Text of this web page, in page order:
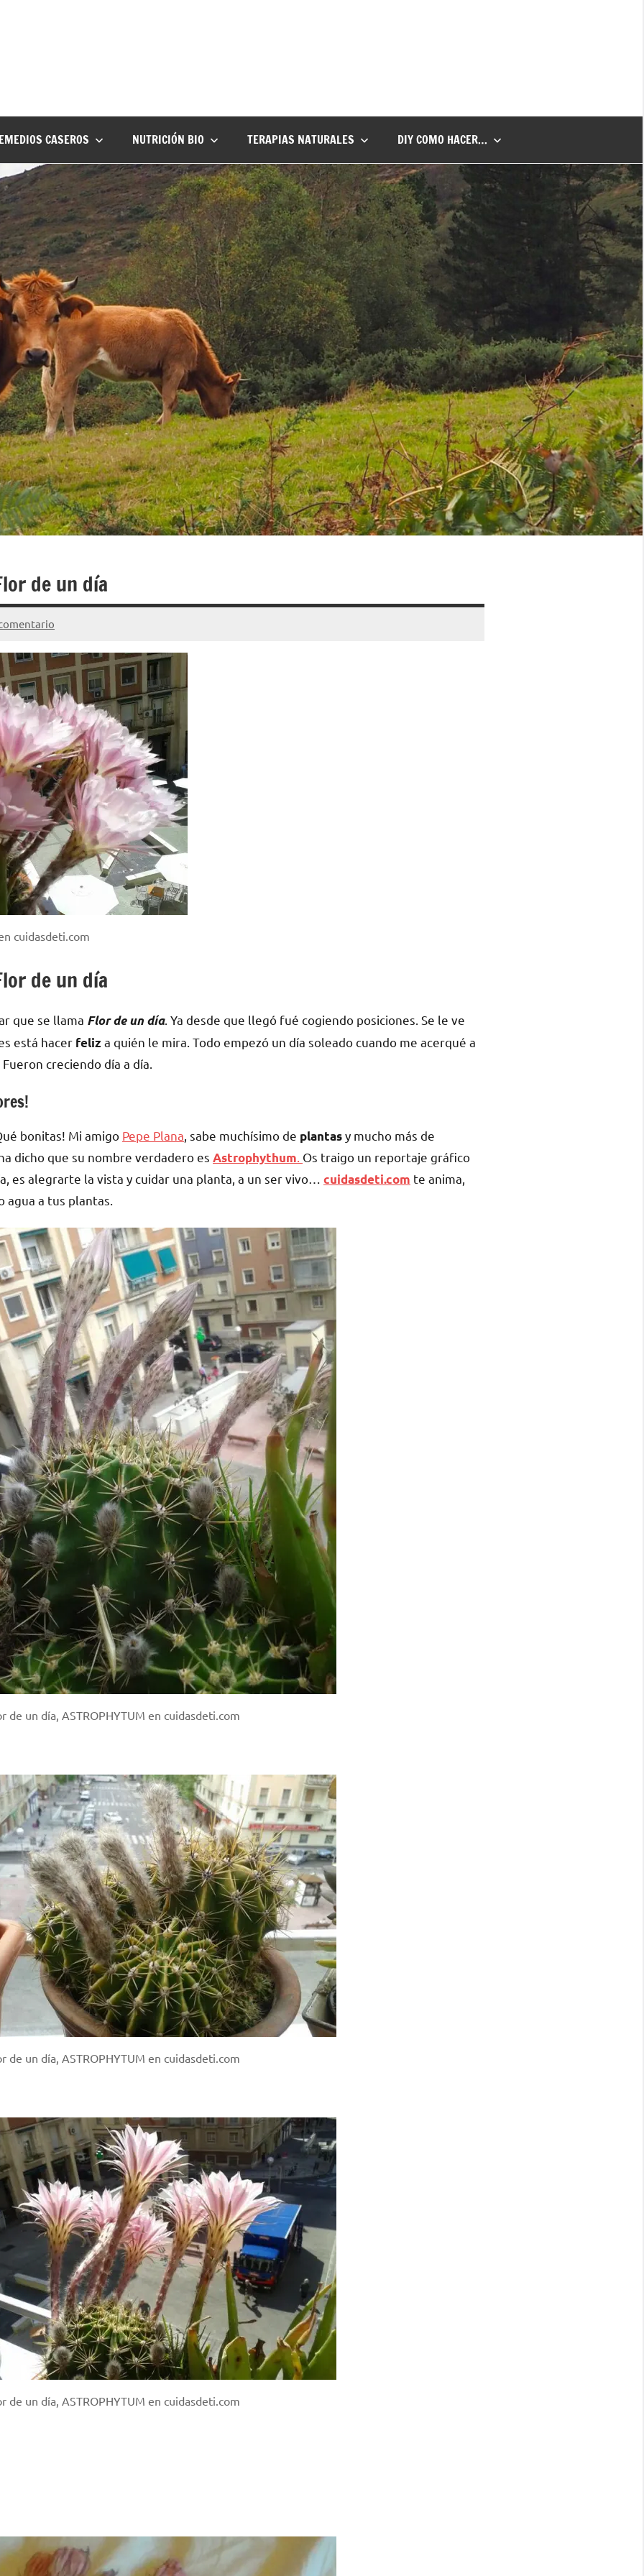
CASEROS NUTRICIÓN BIO TERAPIAS NATURALES DIY COMO HACER…
de un día
cuidasdeti.com
de un día
que se llama Flor de un día. Ya desde que llegó fué cogiendo posiciones. Se le ve
está hacer feliz a quién le mira. Todo empezó un día soleado cuando me acerqué a
creciendo día a día.
bonitas! Mi amigo Pepe Plana , sabe muchísimo de plantasy mucho más de
dicho que su nombre verdadero es Astrophythum Os traigo un reportaje gráfico
es alegrarte la vista y cuidar una planta, a un ser vivo… cuidasdeti.com te anima,
a tus plantas.
de un día, ASTROPHYTUM en cuidasdeti.com
de un día, ASTROPHYTUM en cuidasdeti.com
de un día, ASTROPHYTUM en cuidasdeti.com